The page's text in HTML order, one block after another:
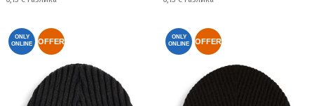
ONLY
ONLINE
OFFER
ONLY
ONLINE
OFFER